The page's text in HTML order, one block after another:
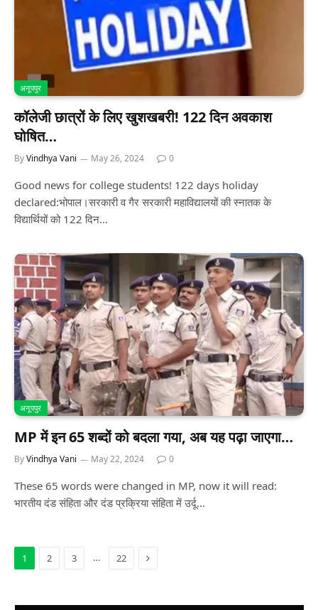
अनूपपुर
कॉलेजी छात्रों के लिए खुशखबरी! 122 दिन अवकाश
घोषित…
ByVindhya Vani May 26, 2024 0
Good news for college students! 122 days holiday
declared:भोपाल।सरकारी व गैर सरकारी महाविद्यालयों की स्नातक के
विद्यार्थियों को 122 दिन…
अनूपपुर
MP में इन 65 शब्दों को बदला गया, अब यह पढ़ा जाएगा…
ByVindhya Vani May 22, 2024 0
These 65 words were changed in MP, now it will read:
भारतीय दंड संहिता और दंड प्रक्रिया संहिता में उर्दू…
1 2 3 … 22 Next